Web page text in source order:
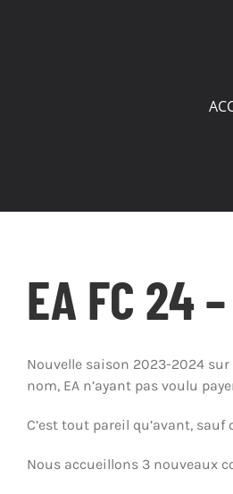
EA FC 24
Nouvelle saison 2023-2024 sur
nom, EA n’ayant pas voulu
C’est tout pareil qu’avant,
Nous accueillons 3 nouveaux